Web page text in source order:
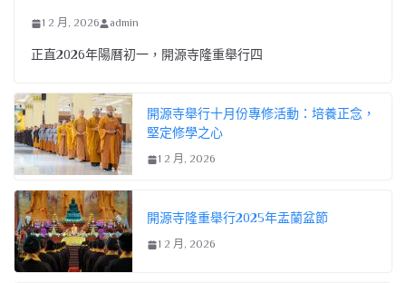
1 2 月, 2026 admin
正直2026年陽曆初一，開源寺隆重舉行四
開源寺舉行十月份專修活動：培養正念，
堅定修學之心
1 2 月, 2026
開源寺隆重舉行2025年盂蘭盆節
1 2 月, 2026